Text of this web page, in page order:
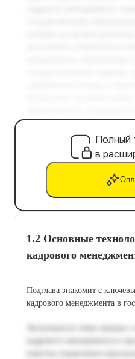
Полный
в
1.2 Основные
кадрового
Подглавa знакомит с
кадрового менеджмента в